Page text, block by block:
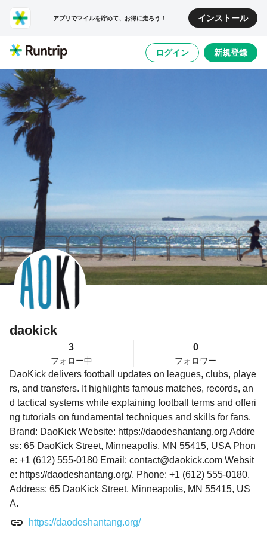
アプリでマイルを貯めて、お得に走ろう！ インストール
ログイン 新規登録
daokick
3
フォロー中
0
フォロワー
DaoKick delivers football updates on leagues, clubs, playe
rs, and transfers. It highlights famous matches, records, an
d tactical systems while explaining football terms and offeri
ng tutorials on fundamental techniques and skills for fans.
Brand: DaoKick Website: https://daodeshantang.org Addre
ss: 65 DaoKick Street, Minneapolis, MN 55415, USA Phon
e: +1 (612) 555-0180 Email: contact@daokick.com Websit
e: https://daodeshantang.org/. Phone: +1 (612) 555-0180.
Address: 65 DaoKick Street, Minneapolis, MN 55415, US
A.
https://daodeshantang.org/